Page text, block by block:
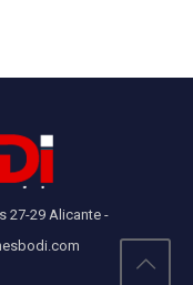
27-29 Alicante -